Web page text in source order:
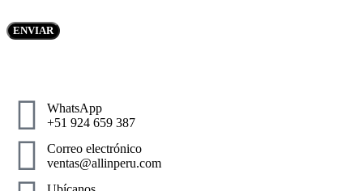
WhatsApp
+51 924 659 387
Correo electrónico
ventas@allinperu.com